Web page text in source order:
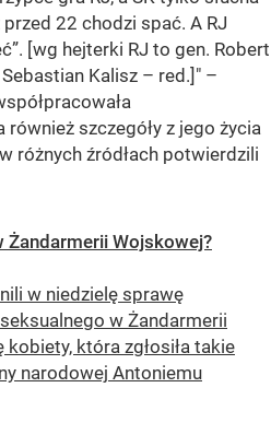
22 chodzi spać. A RJ
[wg hejterki RJ to gen. Robert
Kalisz – red.]" –
również szczegóły z jego życia
różnych źródłach potwierdzili
Wojskowej?
w niedzielę sprawę
w Żandarmerii
która zgłosiła takie
narodowej Antoniemu